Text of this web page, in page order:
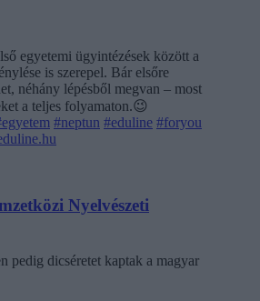
egyetemi ügyintézések között a
is szerepel. Bár elsőre
néhány lépésből megvan – most
a teljes folyamaton.😉
#neptun #eduline #foryou
Nyelvészeti
pedig dicséretet kaptak a magyar